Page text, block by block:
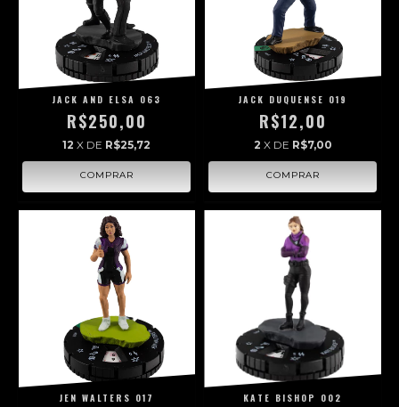
JACK AND ELSA 063
R$250,00
12 X DE R$25,72
JACK DUQUENSE 019
R$12,00
2 X DE R$7,00
JEN WALTERS 017 KATE BISHOP 002